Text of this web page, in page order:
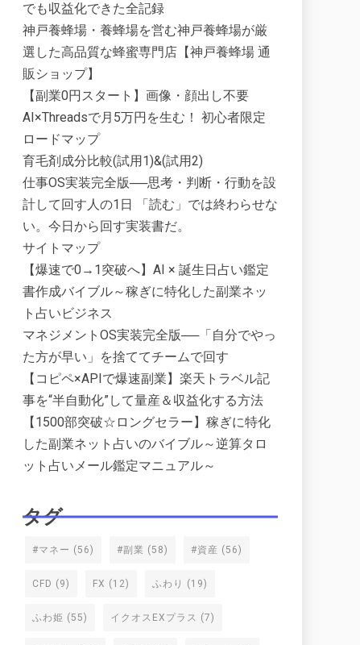
でも収益化できた全記録
神戸養蜂場・養蜂場を営む神戸養蜂場が厳
選した高品質な蜂蜜専門店【神戸養蜂場 通
販ショップ】
【副業0円スタート】画像・顔出し不要
AI×Threadsで月5万円を生む！ 初心者限定
ロードマップ
育毛剤成分比較(試用1)&(試用2)
仕事OS実装完全版──思考・判断・行動を設
計して回す人の1日 「読む」では終わらせな
い。今日から回す実装書だ。
サイトマップ
【爆速で0→1突破へ】AI × 誕生日占い鑑定
書作成バイブル～稼ぎに特化した副業ネッ
ト占いビジネス
マネジメントOS実装完全版──「自分でやっ
た方が早い」を捨ててチームで回す
【コピペ×APIで爆速副業】楽天トラベル記
事を“半自動化”して量産＆収益化する方法
【1500部突破☆ロングセラー】稼ぎに特化
した副業ネット占いのバイブル～逆算タロ
ット占いメール鑑定マニュアル～
タグ
#マネー (56) #副業 (58) #資産 (56)
CFD (9) FX (12) ふわり (19)
ふわ姫 (55) イクオスEXプラス (7)